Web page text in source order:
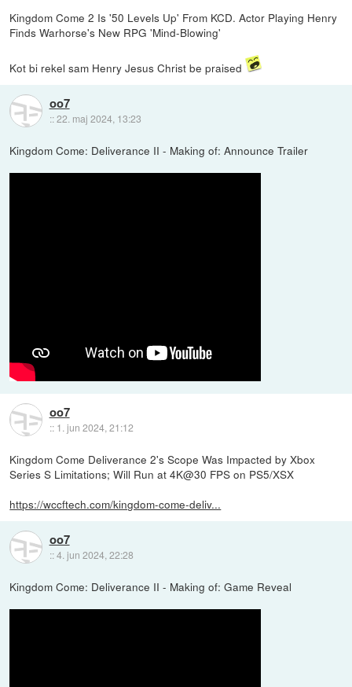
Kingdom Come 2 Is '50 Levels Up' From KCD. Actor Playing Henry
Finds Warhorse's New RPG 'Mind-Blowing'
Kot bi rekel sam Henry Jesus Christ be praised
oo7
::22. maj 2024, 13:23
Kingdom Come: Deliverance II - Making of: Announce Trailer
oo7
:: 1. jun 2024, 21:12
Kingdom Come Deliverance 2's Scope Was Impacted by Xbox
Series S Limitations; Will Run at 4K@30 FPS on PS5/XSX
https://wccftech.com/kingdom-come-deliv...
oo7
::4. jun 2024, 22:28
Kingdom Come: Deliverance II - Making of: Game Reveal